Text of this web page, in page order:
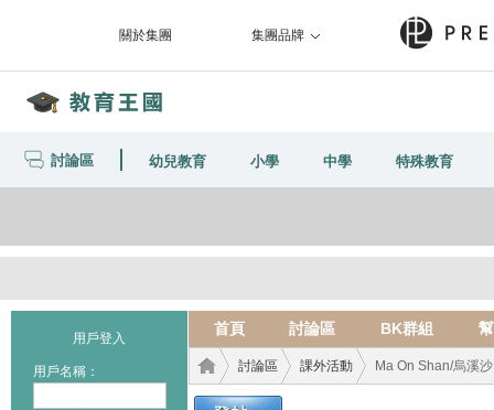
關於集團 集團品牌
討論區 幼兒教育 小學 中學 特殊教育
用戶登入
用戶名稱：
首頁 討論區 BK群組
討論區 課外活動 Ma On Shan/烏溪